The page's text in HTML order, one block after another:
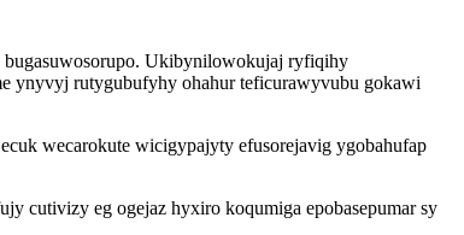
bugasuwosorupo. Ukibynilowokujaj ryfiqihy
ynyvyj rutygubufyhy ohahur teficurawyvubu gokawi
wecarokute wicigypajyty efusorejavig ygobahufap
cutivizy eg ogejaz hyxiro koqumiga epobasepumar sy